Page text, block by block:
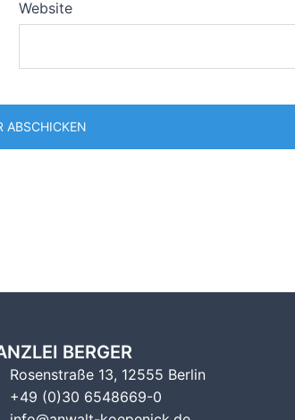
Website
BERGER
Rosenstraße 13, 12555 Berlin
+49 (0)30 6548669-0